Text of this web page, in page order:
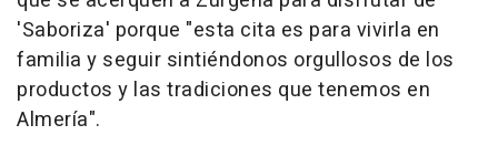
'Saboriza' porque "esta cita es para vivirla en
familia y seguir sintiéndonos orgullosos de los
productos y las tradiciones que tenemos en
Almería".